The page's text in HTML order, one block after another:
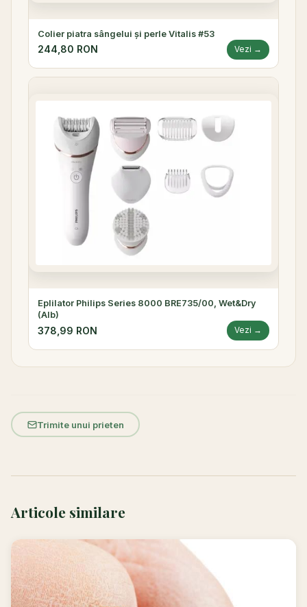
Colier piatra sângelui și perle Vitalis #53
244,80 RON Vezi →
Eplilator Philips Series 8000 BRE735/00, Wet&Dry
(Alb)
378,99 RON Vezi →
Trimite unui prieten
Articole similare